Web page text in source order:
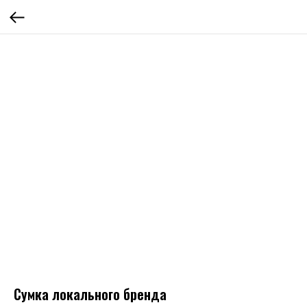
Сумка локального бренда